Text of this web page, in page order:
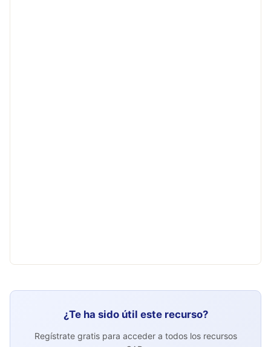
¿Te ha sido útil este recurso?
Regístrate gratis para acceder a todos los recursos